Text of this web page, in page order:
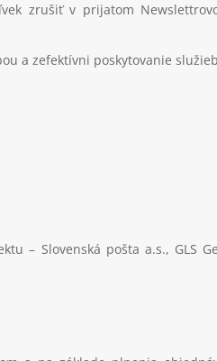
zrušiť v prijatom
a zefektívni poskytovanie
– Slovenská pošta a.s., GLS